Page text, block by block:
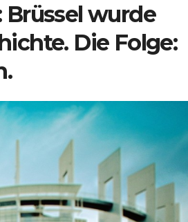
Brüssel wurde
Die Folge: